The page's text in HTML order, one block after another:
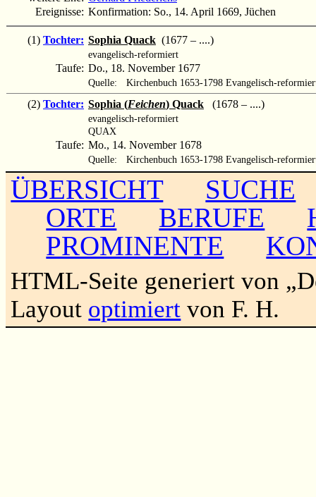
Ereignisse: Konfirmation: So., 14. April 1669, Jüchen
(1) Tochter: Sophia Quack (1677 – ....)
evangelisch-reformiert
Taufe: Do., 18. November 1677
Quelle: Kirchenbuch 1653-1798 Evangelisch-
(2) Tochter: Sophia (Feichen) Quack (1678 – ....)
evangelisch-reformiert
QUAX
Taufe: Mo., 14. November 1678
Quelle: Kirchenbuch 1653-1798 Evangelisch-
ÜBERSICHT
SUCHE
ORTE
BERUFE
PROMINENTE
HTML-Seite generiert von
Layout optimiert von F. H.